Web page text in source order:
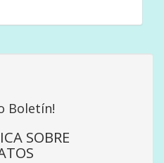
Boletín!
SOBRE